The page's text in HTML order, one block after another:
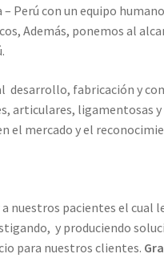
– Perú con un equipo
Además, ponemos al
desarrollo, fabricación y
articulares, ligamentosas
el mercado y el
nuestros pacientes el cual
y produciendo
para nuestros clientes.